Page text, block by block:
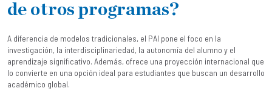
de otros programas?
A diferencia de modelos tradicionales, el PAI pone el foco en la
investigación, la interdisciplinariedad, la autonomía del alumno y el
aprendizaje significativo. Además, ofrece una proyección internacional que
lo convierte en una opción ideal para estudiantes que buscan un desarrollo
académico global.